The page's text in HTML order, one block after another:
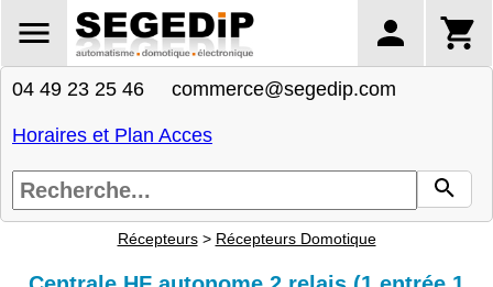
04 49 23 25 46 commerce@segedip.com
Horaires et Plan Acces
Récepteurs> Récepteurs Domotique